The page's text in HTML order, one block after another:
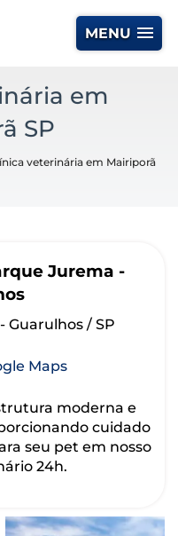
MENU
em
SP
veterinária em Mairiporã
Jurema -
Guarulhos / SP
Maps
moderna e
cuidado
seu pet em nosso
24h.